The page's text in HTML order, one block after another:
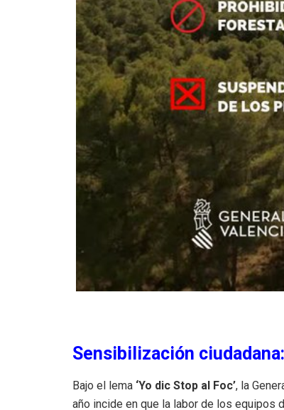
Sensibilización ciudadana:
Bajo el lema ‘Yo dic Stop al Foc’, la
año incide en que la labor de los equipos